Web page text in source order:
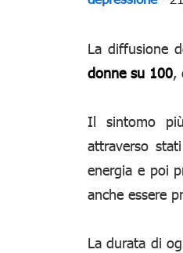
La diffusione
donne su 100,
Il sintomo
attraverso
energia e poi
anche essere
La durata di